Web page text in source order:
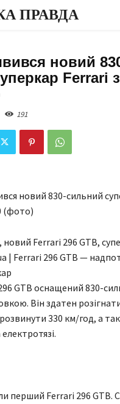
ПРАВДА
новий
Ferrari
191
новий 830-сильний
(фото)
| Ferrari 296 GTB —
GTB оснащений 830-
Він здатен
330 км/год, а
перший Ferrari 296 GTB.